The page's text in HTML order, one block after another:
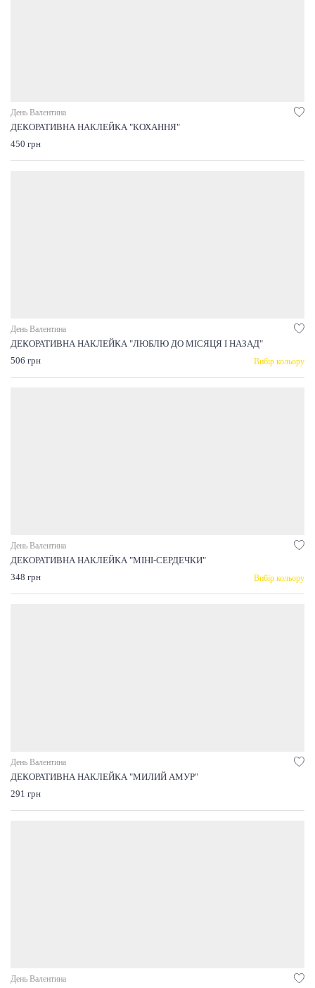
День Валентина
ДЕКОРАТИВНА НАКЛЕЙКА "КОХАННЯ"
450 грн
День Валентина
ДЕКОРАТИВНА НАКЛЕЙКА "ЛЮБЛЮ ДО МІСЯЦЯ І НАЗАД"
506 грн
Вибір кольору
День Валентина
ДЕКОРАТИВНА НАКЛЕЙКА "МІНІ-СЕРДЕЧКИ"
348 грн
Вибір кольору
День Валентина
ДЕКОРАТИВНА НАКЛЕЙКА "МИЛИЙ АМУР"
291 грн
День Валентина